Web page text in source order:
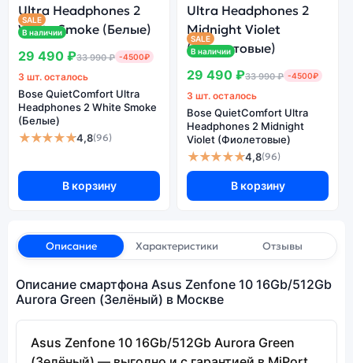
SALE
В наличии
29 490 ₽33 990 ₽ -4500₽
3 шт. осталось
Bose QuietComfort Ultra
Headphones 2 White Smoke
(Белые)
★★★★★4,8(96)
В корзину
SALE
В наличии
29 490 ₽33 990 ₽ -4500₽
3 шт. осталось
Bose QuietComfort Ultra
Headphones 2 Midnight
Violet (Фиолетовые)
★★★★★4,8(96)
В корзину
Описание Характеристики Отзывы
Описание смартфона Asus Zenfone 10 16Gb/512Gb
Aurora Green (Зелёный) в Москве
Asus Zenfone 10 16Gb/512Gb Aurora Green